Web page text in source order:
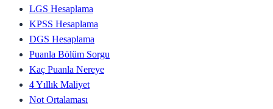
LGS Hesaplama
KPSS Hesaplama
DGS Hesaplama
Puanla Bölüm Sorgu
Kaç Puanla Nereye
4 Yıllık Maliyet
Not Ortalaması